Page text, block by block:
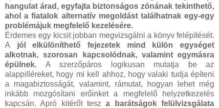
hangulat árad, egyfajta biztonságos zónának tekinthető,
ahol a fiatalok alternatív megoldást találhatnak egy-egy
problémájuk megfelelő kezelésére.
Érdemes egy kicsit jobban megvizsgálni a könyv felépítését.
A jól elkülöníthető fejezetek mind külön egységet
alkotnak, szorosan kapcsolódnak, valamint egymásra
épülnek. A szerzőpáros logikusan mutatja be az
alappilléreket, hogy mi kell ahhoz, hogy valaki tudja építeni
a magabiztosságát, valamint, rámutat, hogyan lehet még
inkább mozgósítani erőinket a megfelelő helyzetkezelés
kapcsán. Apró kitérőt tesza barátságok felülvizsgálata